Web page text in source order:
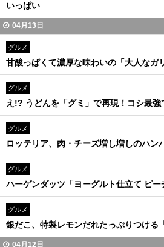
いっぱい
04月13日
グルメ
甘酸っぱくて濃厚な味わいの「大人なガ
グルメ
え!? うどんを「グミ」で再現！コシ最強
グルメ
ロッテリア、肉・チーズ増し増しのハン
グルメ
ハーゲンダッツ「ヨーグルト仕立て ピ
グルメ
銀だこ、特製レモンだれたっぷりつける
04月12日